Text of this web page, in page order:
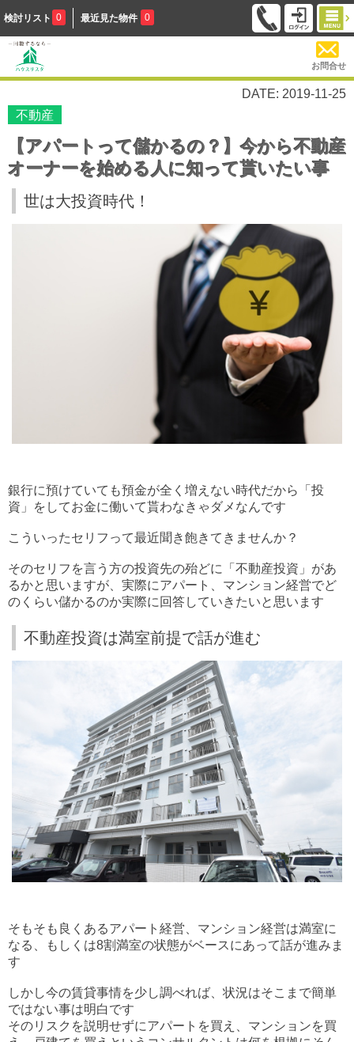
検討リスト 0 最近見た物件 0
お問合せ
DATE: 2019-11-25
不動産
【アパートって儲かるの？】今から不動産
オーナーを始める人に知って貰いたい事
世は大投資時代！
銀行に預けていても預金が全く増えない時代だから「投
資」をしてお金に働いて貰わなきゃダメなんです
こういったセリフって最近聞き飽きてきませんか？
そのセリフを言う方の投資先の殆どに「不動産投資」があ
るかと思いますが、実際にアパート、マンション経営でど
のくらい儲かるのか実際に回答していきたいと思います
不動産投資は満室前提で話が進む
そもそも良くあるアパート経営、マンション経営は満室に
なる、もしくは8割満室の状態がベースにあって話が進みま
す
しかし今の賃貸事情を少し調べれば、状況はそこまで簡単
ではない事は明白です
そのリスクを説明せずにアパートを買え、マンションを買